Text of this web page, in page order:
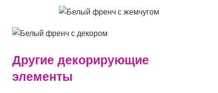
Другие декорирующие
элементы